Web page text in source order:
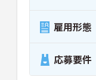
雇用形態
応募要件